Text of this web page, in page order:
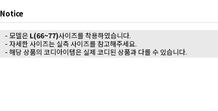
Notice
- 모델은 L(66~77)사이즈를 착용하였습니다.
- 자세한 사이즈는 실측 사이즈를 참고해주세요.
- 해당 상품의 코디아이템은 실제 코디된 상품과 다를 수 있습니다.